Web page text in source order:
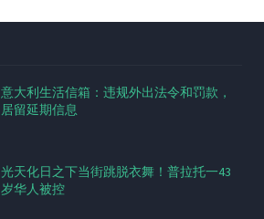
意大利生活信箱：违规外出法令和罚款，
居留延期信息
光天化日之下当街跳脱衣舞！普拉托一43
岁华人被控